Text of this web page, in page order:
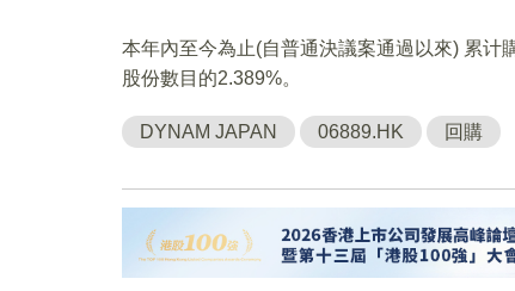
本年內至今為止(自普通決議案通過以來) 累
股份數目的2.389%。
DYNAM JAPAN 06889.HK 回購